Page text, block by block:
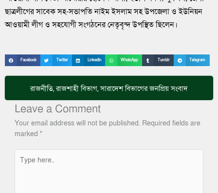
ছাত্রলীগের সাবেক সহ-সভাপতি নাইম ইসলাম সহ উপজেলা ও ইউনিয়ন
আওয়ামী লীগ ও সহযোগী সংগঠনের নেতৃবৃন্দ উপস্থিত ছিলেন।
Facebook Twitter LinkedIn WhatsApp Tumblr Telegram
রাজনীতি,রাজশাহী বিভাগ,সারাদেশবিভাগের জনপ্রিয় সংবাদ
Leave a Comment
Your email address will not be published. Required fields are
marked *
here..